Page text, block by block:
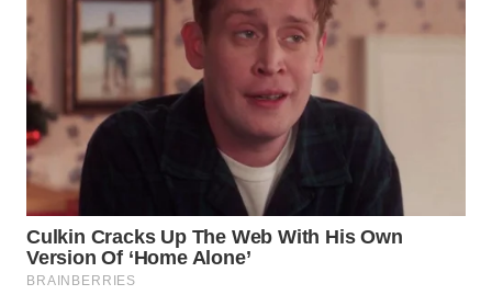
SAMOSIR
WN
PADANG
LAWAS
WN
SUMEDANG